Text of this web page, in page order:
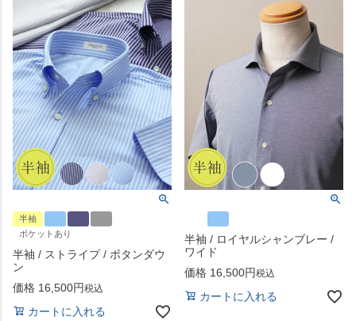
半袖
ポケットあり
半袖 / ストライプ / ボタンダウ
ン
価格 16,500 税込
カートに入れる
半袖 / ロイヤルシャンブレー /
ワイド
価格 16,500 税込
カートに入れる